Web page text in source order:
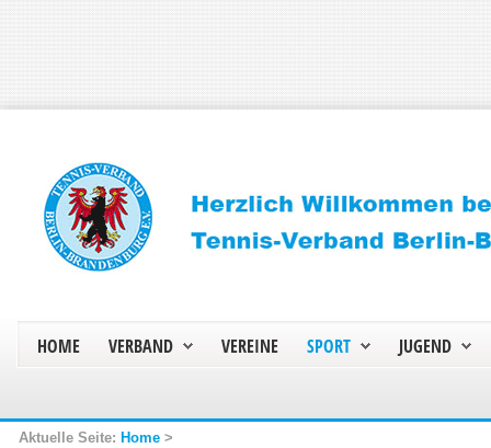
HOME VERBAND VEREINE SPORT JUGEND
Home >